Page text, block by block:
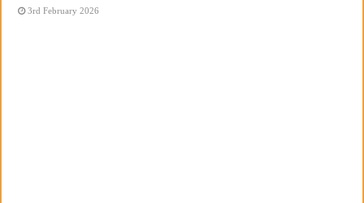
3rd February 2026